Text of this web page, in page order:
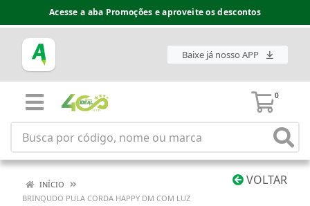
Acesse a aba Promoções e aproveite os descontos
Baixe já nosso APP
0
VOLTAR
INÍCIO
BRINQUDO PULA CORDA HAPPY DM COM LUZ